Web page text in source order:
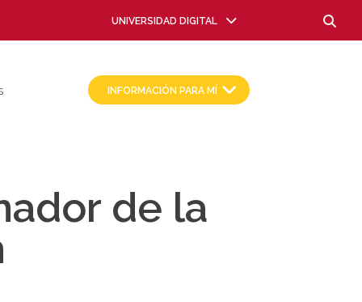
UNIVERSIDAD DIGITAL
INFORMACIÓN PARA MÍ
de la